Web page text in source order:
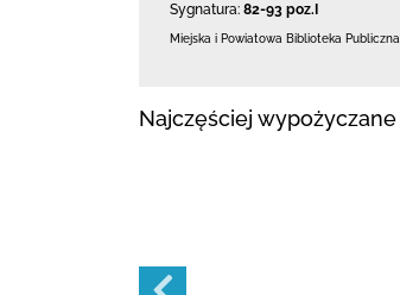
Sygnatura: 82-93 poz.I
Miejska i Powiatowa Biblioteka Publiczna
Najczęściej wypożyczane